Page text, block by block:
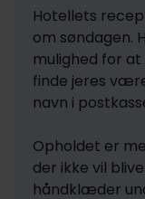
Hotellets
om søndagen.
mulighed for
finde jeres
navn i
Opholdet er
der ikke vil
håndklæder